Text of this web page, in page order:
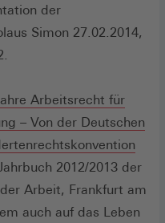
der
Simon 27.02.2014,
Arbeitsrecht für
– Von der Deutschen
2012/2013 der
Arbeit, Frankfurt am
auch auf das Leben